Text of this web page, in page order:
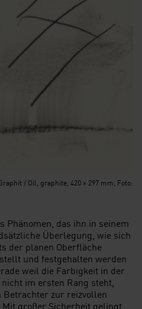
/ Oil, graphite, 420 × 297 mm, Foto:
Phänomen, das ihn in seinem
Überlegung, wie sich
der planen Oberfläche
und festgehalten werden
weil die Farbigkeit in der
nicht im ersten Rang steht,
zur reizvollen
großer Sicherheit gelingt